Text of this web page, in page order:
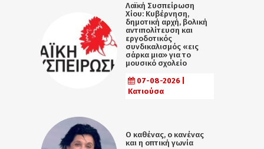
Λαϊκή Συσπείρωση
Χίου: Κυβέρνηση,
δημοτική αρχή, βολική
αντιπολίτευση και
εργοδοτικός
συνδικαλισμός «εις
σάρκα μια» για το
μουσικό σχολείο
07-08-2026 |
Κατιούσα
Ο καθένας, ο κανένας
και η οπτική γωνία